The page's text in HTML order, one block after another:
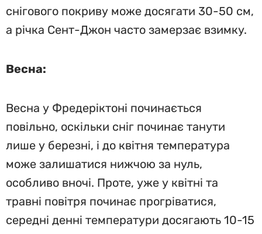
снігового покриву може досягати 30-50 см,
а річка Сент-Джон часто замерзає взимку.
Весна:
Весна у Фредеріктоні починається
повільно, оскільки сніг починає танути
лише у березні, і до квітня температура
може залишатися нижчою за нуль,
особливо вночі. Проте, уже у квітні та
травні повітря починає прогріватися,
середні денні температури досягають 10-15